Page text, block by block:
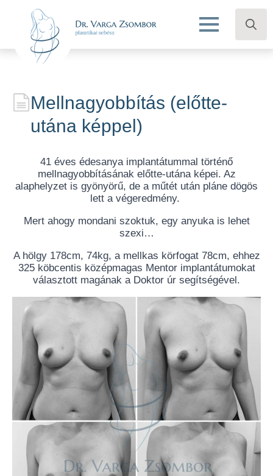
Mellnagyobbítás (előtte-
utána képpel)
41 éves édesanya implantátummal történő
mellnagyobbításának előtte-utána képei. Az
alaphelyzet is gyönyörű, de a műtét után pláne dögös
lett a végeredmény.
Mert ahogy mondani szoktuk, egy anyuka is lehet
szexi…
A hölgy 178cm, 74kg, a mellkas körfogat 78cm, ehhez
325 köbcentis középmagas Mentor implantátumokat
választott magának a Doktor úr segítségével.